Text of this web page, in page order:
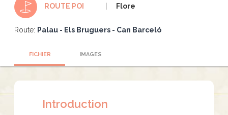
ROUTE POI Flore
Route: Palau - Els Bruguers - Can Barceló
FICHIER IMAGES
Introduction